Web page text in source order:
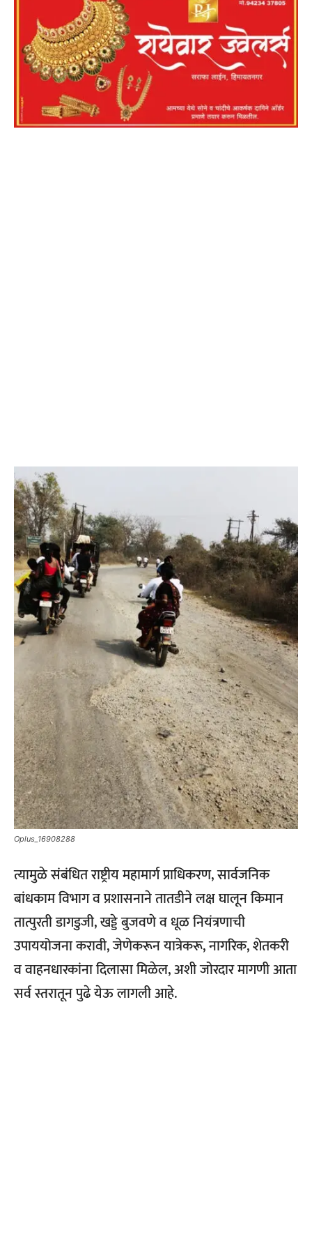
Oplus_16908288
त्यामुळे संबंधित राष्ट्रीय महामार्ग प्राधिकरण, सार्वजनिक
बांधकाम विभाग व प्रशासनाने तातडीने लक्ष घालून किमान
तात्पुरती डागडुजी, खड्डे बुजवणे व धूळ नियंत्रणाची
उपाययोजना करावी, जेणेकरून यात्रेकरू, नागरिक, शेतकरी
व वाहनधारकांना दिलासा मिळेल, अशी जोरदार मागणी आता
सर्व स्तरातून पुढे येऊ लागली आहे.